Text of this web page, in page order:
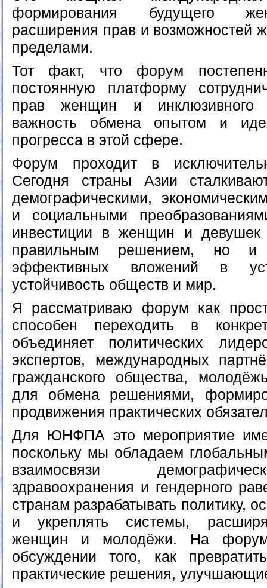
формирования будущего
расширения прав и возможностей
пределами.
Тот факт, что форум
постоянную платформу
прав женщин и инклюзивного
важность обмена опытом и
прогресса в этой сфере.
Форум проходит в
Сегодня страны Азии
демографическими,
и социальными
инвестиции в женщин и девушек
правильным решением, но
эффективных вложений в
устойчивость обществ и мир.
Я рассматриваю форум как
способен переходить в
объединяет политических
экспертов, международных
гражданского общества,
для обмена решениями,
продвижения практических
Для ЮНФПА это мероприятие
поскольку мы обладаем
взаимосвязи
здравоохранения и гендерного
странам разрабатывать политику,
и укреплять системы,
женщин и молодёжи. На
обсуждении того, как
практические решения,